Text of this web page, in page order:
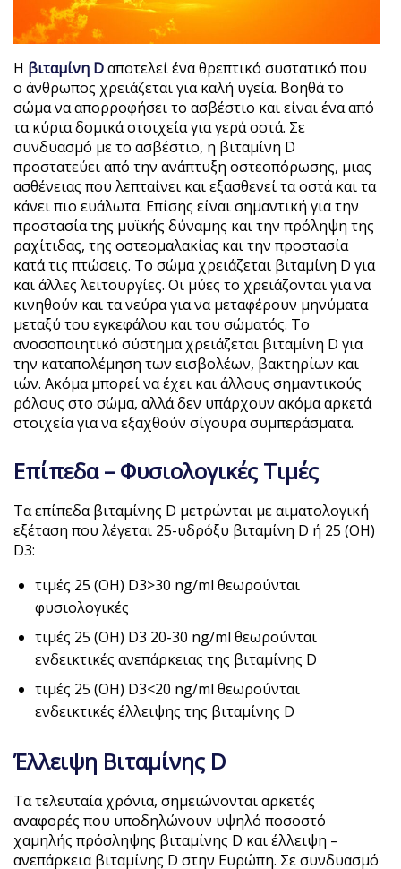
Η βιταμίνη Dαποτελεί ένα θρεπτικό συστατικό που
ο άνθρωπος χρειάζεται για καλή υγεία. Βοηθά το
σώμα να απορροφήσει το ασβέστιο και είναι ένα από
τα κύρια δομικά στοιχεία για γερά οστά. Σε
συνδυασμό με το ασβέστιο, η βιταμίνη D
προστατεύει από την ανάπτυξη οστεοπόρωσης, μιας
ασθένειας που λεπταίνει και εξασθενεί τα οστά και τα
κάνει πιο ευάλωτα. Επίσης είναι σημαντική για την
προστασία της μυϊκής δύναμης και την πρόληψη της
ραχίτιδας, της οστεομαλακίας και την προστασία
κατά τις πτώσεις. Το σώμα χρειάζεται βιταμίνη D για
και άλλες λειτουργίες. Οι μύες το χρειάζονται για να
κινηθούν και τα νεύρα για να μεταφέρουν μηνύματα
μεταξύ του εγκεφάλου και του σώματός. Το
ανοσοποιητικό σύστημα χρειάζεται βιταμίνη D για
την καταπολέμηση των εισβολέων, βακτηρίων και
ιών. Ακόμα μπορεί να έχει και άλλους σημαντικούς
ρόλους στο σώμα, αλλά δεν υπάρχουν ακόμα αρκετά
στοιχεία για να εξαχθούν σίγουρα συμπεράσματα.
Επίπεδα – Φυσιολογικές Τιμές
Τα επίπεδα βιταμίνης D μετρώνται με αιματολογική
εξέταση που λέγεται 25-υδρόξυ βιταμίνη D ή 25 (OH)
D3:
τιμές 25 (OH) D3>30 ng/ml θεωρούνται
φυσιολογικές
τιμές 25 (OH) D3 20-30 ng/ml θεωρούνται
ενδεικτικές ανεπάρκειας της βιταμίνης D
τιμές 25 (OH) D3<20 ng/ml θεωρούνται
ενδεικτικές έλλειψης της βιταμίνης D
Έλλειψη Βιταμίνης D
Tα τελευταία χρόνια, σημειώνονται αρκετές
αναφορές που υποδηλώνουν υψηλό ποσοστό
χαμηλής πρόσληψης βιταμίνης D και έλλειψη –
ανεπάρκεια βιταμίνης D στην Ευρώπη. Σε συνδυασμό